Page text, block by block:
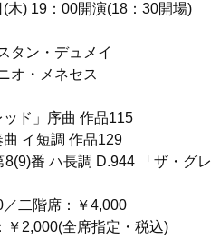
(木) 19： 00開演(18： 30開場)
タン・デュメイ
メネセス
ド」序曲 作品115
イ短調 作品129
番 ハ長調 D.944
「ザ・グレ
／二階席：￥4,000
￥ 2,000(全席指定・税込)